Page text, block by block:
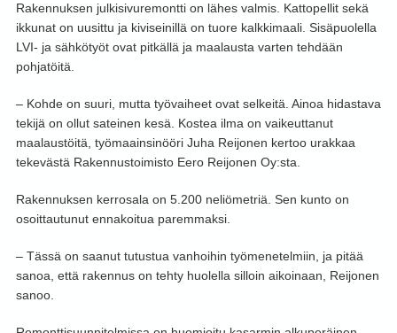
Rakennuksen julkisivuremontti on lähes valmis. Kattopellit sekä
ikkunat on uusittu ja kiviseinillä on tuore kalkkimaali. Sisäpuolella
LVI- ja sähkötyöt ovat pitkällä ja maalausta varten tehdään
pohjatöitä.
– Kohde on suuri, mutta työvaiheet ovat selkeitä. Ainoa hidastava
tekijä on ollut sateinen kesä. Kostea ilma on vaikeuttanut
maalaustöitä, työmaainsinööri Juha Reijonen kertoo urakkaa
tekevästä Rakennustoimisto Eero Reijonen Oy:sta.
Rakennuksen kerrosala on 5.200 neliömetriä. Sen kunto on
osoittautunut ennakoitua paremmaksi.
– Tässä on saanut tutustua vanhoihin työmenetelmiin, ja pitää
sanoa, että rakennus on tehty huolella silloin aikoinaan, Reijonen
sanoo.